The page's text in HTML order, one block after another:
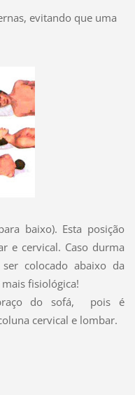
evitando que uma
baixo). Esta posição
e cervical. Caso durma
colocado abaixo da
fisiológica!
do sofá, pois é
cervical e lombar.